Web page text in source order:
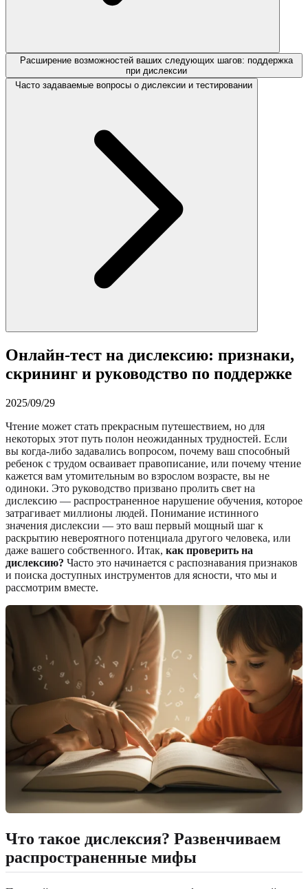
Расширение возможностей ваших следующих шагов: поддержка
при дислексии
Часто задаваемые вопросы о дислексии и тестировании
Онлайн-тест на дислексию: признаки,
скрининг и руководство по поддержке
2025/09/29
Чтение может стать прекрасным путешествием, но для
некоторых этот путь полон неожиданных трудностей. Если
вы когда-либо задавались вопросом, почему ваш способный
ребенок с трудом осваивает правописание, или почему чтение
кажется вам утомительным во взрослом возрасте, вы не
одиноки. Это руководство призвано пролить свет на
дислексию — распространенное нарушение обучения, которое
затрагивает миллионы людей. Понимание истинного
значения дислексии — это ваш первый мощный шаг к
раскрытию невероятного потенциала другого человека, или
даже вашего собственного. Итак, как проверить на
дислексию? Часто это начинается с распознавания признаков
и поиска доступных инструментов для ясности, что мы и
рассмотрим вместе.
Что такое дислексия? Развенчиваем
распространенные мифы